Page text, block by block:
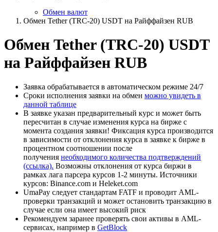
Обмен валют
Обмен Tether (TRC-20) USDT на Райффайзен RUB
Обмен Tether (TRC-20) USDT
на Райффайзен RUB
Заявка обрабатывается в автоматическом режиме 24/7
Сроки исполнения заявки на обмен можно увидеть в
данной таблице
В заявке указан предварительный курс и может быть
пересчитан в случае изменения курса на бирже с
момента создания заявки! Фиксация курса производится
в зависимости от отклонения курса в заявке к бирже в
процентном соотношении после
получения необходимого количества подтверждений
(ссылка). Возможны отклонения от курса биржи в
рамках лага парсера курсов 1-2 минуты. Источники
курсов: Binance.com и Heleket.com
UmaPay следует стандартам FATF и проводит AML-
проверки транзакций и может остановить транзакцию в
случае если она имеет высокий риск
Рекомендуем заранее проверять свои активы в AML-
сервисах, например в GetBlock